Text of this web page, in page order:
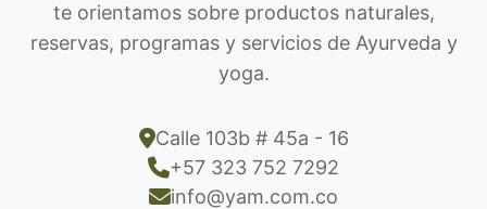
te orientamos sobre productos naturales,
reservas, programas y servicios de Ayurveda y
yoga.
Calle 103b # 45a - 16
+57 323 752 7292
info@yam.com.co